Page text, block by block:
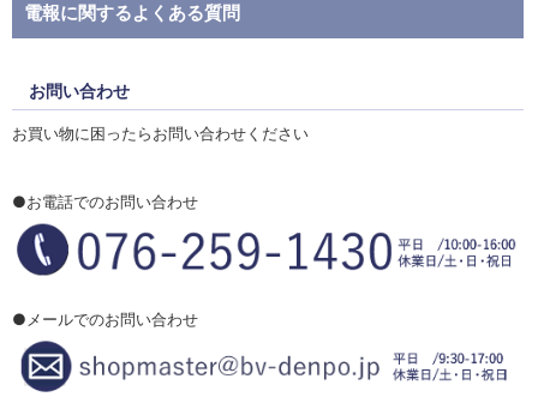
電報に関するよくある質問
お問い合わせ
お買い物に困ったらお問い合わせください
●お電話でのお問い合わせ
●メールでのお問い合わせ